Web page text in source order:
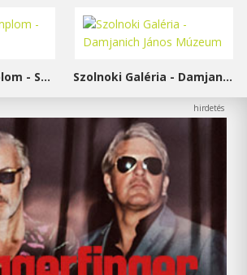
Református templom - Salgótarján Szolnoki Galéria - Damjanich János Múzeum